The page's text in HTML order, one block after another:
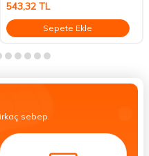
543,32TL
Sepete Ekle
sebep.